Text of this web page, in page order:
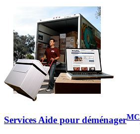
Services Aide pour déménagerMC